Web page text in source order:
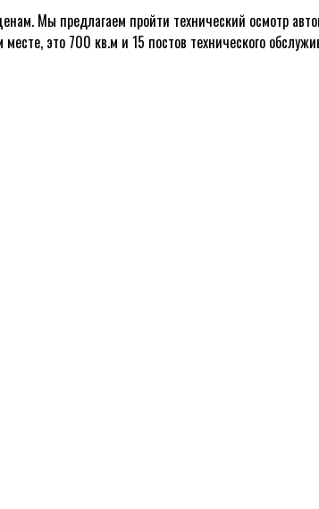
Мы предлагаем пройти технический осмотр
это 700 кв.м и 15 постов технического